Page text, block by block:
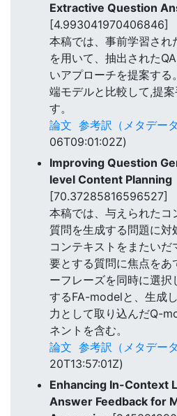
Extractive Question
[4.993041970406846]
本稿では、事前学習され
を用いて、抽出された
いアプローチを提案す
端モデルと比較して,提
す。
論文 参考訳（メタデータ
06T09:01:02Z)
Improving Question
level Content Planning
[70.37285816596527]
本稿では、与えられたコ
質問を生成する問題に対
コンテキストをまたい
要とする質問に焦点をあ
ーフレーズを同時に選
するFA-modelと、生成
力として取り込んだQ-
ネントを含む。
論文 参考訳（メタデータ
20T13:57:01Z)
Enhancing In-Context
Answer Feedback for